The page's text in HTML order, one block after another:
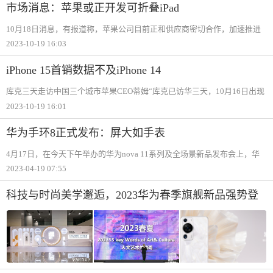
市场消息：苹果或正开发可折叠iPad
10月18日消息，有报道称，苹果公司目前正和供应商密切合作，加速推进
可折叠iPad，并认为最快2024年年底发布。报道指出，苹果目前计划2024
2023-10-19 16:03
iPhone 15首销数据不及iPhone 14
库克三天走访中国三个城市苹果CEO蒂姆“库克已访华三天，10月16日出现
在成都太古里苹果专卖店；10月17日到访四川雅安的雨城区第四小学；10
系列在中国上
2023-10-19 16:01
华为手环8正式发布：屏大如手表
4月17日，在今天下午举办的华为nova 11系列及全场景新品发布会上，华
为手环8正式发布。华为手环8是华为迄今为止最轻最薄的大屏智能手环，
10000+表盘，还支
2023-04-19 07:55
科技与时尚美学邂逅，2023华为春季旗舰新品强势登
陆广东时装周